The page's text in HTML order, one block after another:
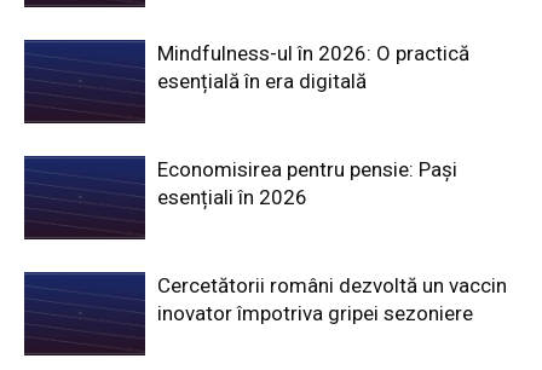
Mindfulness-ul în 2026: O practică
esențială în era digitală
Economisirea pentru pensie: Pași
esențiali în 2026
Cercetătorii români dezvoltă un vaccin
inovator împotriva gripei sezoniere